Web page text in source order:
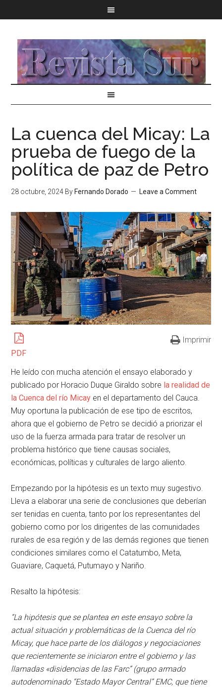
La cuenca del Micay: La
prueba de fuego de la
política de paz de Petro
28 octubre, 2024 By Fernando Dorado Leave a Comment
PDF
Imprimir
He leído con mucha atención el ensayo elaborado y
publicado por Horacio Duque Giraldo sobre la realidad de
la Cuenca del río Micay en el departamento del Cauca.
Muy oportuna la publicación de ese tipo de escritos,
ahora que el gobierno de Petro se decidió a priorizar el
uso de la fuerza armada para tratar de resolver un
problema histórico que tiene causas sociales,
económicas, políticas y culturales de largo aliento.
Empezando por la hipótesis es un texto muy sugestivo.
Lleva a elaborar una serie de conclusiones que deberían
ser tenidas en cuenta, tanto por los representantes del
gobierno como por los dirigentes de las comunidades
rurales de esa región y de las demás regiones que tienen
condiciones similares como el Catatumbo, Meta,
Guaviare, Caquetá, Putumayo y Nariño.
Resalto la hipótesis:
“La hipótesis que se plantea en este ensayo sobre la
actual situación y problemáticas de la Cuenca del río
Micay, que hace parte de los diálogos y negociaciones
que recientemente se iniciaron entre el gobierno y las
llamadas «disidencias de las Farc” (grupo armado
autodenominado “Estado Mayor Central” EMC, que tiene